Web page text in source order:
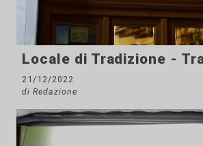
Locale di Tradizione -
21/12/2022
di Redazione